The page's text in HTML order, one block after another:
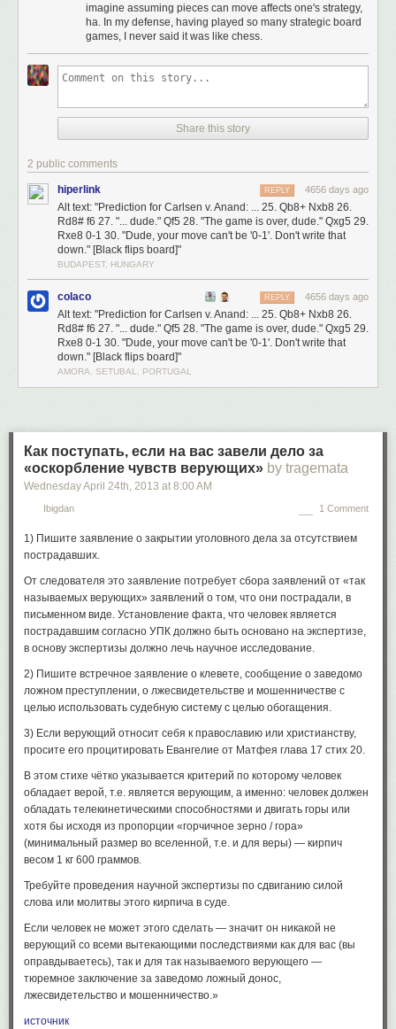
imagine assuming pieces can move affects one's strategy,
ha. In my defense, having played so many strategic board
games, I never said it was like chess.
Share this story
2 public comments
hiperlink 4656 days ago
REPLY
Alt text: "Prediction for Carlsen v. Anand: ... 25. Qb8+ Nxb8 26.
Rd8# f6 27. "... dude." Qf5 28. "The game is over, dude." Qxg5 29.
Rxe8 0-1 30. "Dude, your move can't be '0-1'. Don't write that
down." [Black flips board]"
BUDAPEST, HUNGARY
colaco 4656 days ago
REPLY
Alt text: "Prediction for Carlsen v. Anand: ... 25. Qb8+ Nxb8 26.
Rd8# f6 27. "... dude." Qf5 28. "The game is over, dude." Qxg5 29.
Rxe8 0-1 30. "Dude, your move can't be '0-1'. Don't write that
down." [Black flips board]"
AMORA, SETUBAL, PORTUGAL
Как поступать, если на вас завели дело за
«оскорбление чувств верующих» by tragemata
Wednesday April 24th, 2013 at 8:00 AM
Ibigdan 1 Comment
1) Пишите заявление о закрытии уголовного дела за отсутствием
пострадавших.
От следователя это заявление потребует сбора заявлений от «так
называемых верующих» заявлений о том, что они пострадали, в
письменном виде. Установление факта, что человек является
пострадавшим согласно УПК должно быть основано на экспертизе,
в основу экспертизы должно лечь научное исследование.
2) Пишите встречное заявление о клевете, сообщение о заведомо
ложном преступлении, о лжесвидетельстве и мошенничестве с
целью использовать судебную систему с целью обогащения.
3) Если верующий относит себя к православию или христианству,
просите его процитировать Евангелиe от Матфея глава 17 стих 20.
В этом стихе чётко указывается критерий по которому человек
обладает верой, т.е. является верующим, а именно: человек должен
обладать телекинетическими способностями и двигать горы или
хотя бы исходя из пропорции «горчичное зерно / гора»
(минимальный размер во вселенной, т.е. и для веры) — кирпич
весом 1 кг 600 граммов.
Требуйте проведения научной экспертизы по сдвиганию силой
слова или молитвы этого кирпича в суде.
Если человек не может этого сделать — значит он никакой не
верующий со всеми вытекающими последствиями как для вас (вы
оправдываетесь), так и для так называемого верующего —
тюремное заключение за заведомо ложный донос,
лжесвидетельство и мошенничество.»
источник